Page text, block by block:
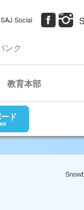
SAJ Social
ンク
教育本部
ド